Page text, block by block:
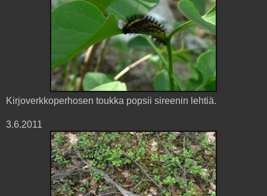
Kirjoverkkoperhosen toukka popsii sireenin lehtiä.
3.6.2011